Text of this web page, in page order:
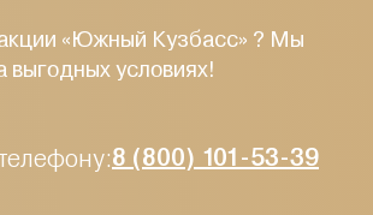
«Южный Кузбасс» ? Мы
условиях!
8 (800) 101-53-39